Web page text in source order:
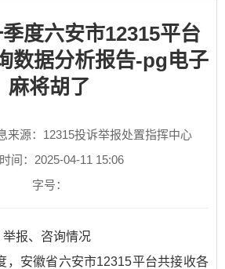
度六安市12315平台
数据分析报告-pg电子
麻将胡了
来源：12315投诉举报处置指挥中心
间：2025-04-11 15:06
字号：
报、咨询情况
，安徽省六安市12315平台共接收各